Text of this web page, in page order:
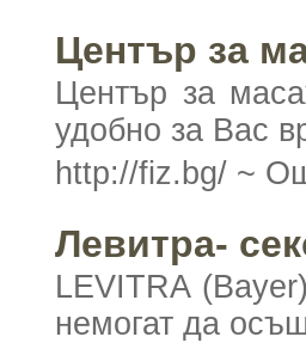
Център за
Център за
удобно за Вас
http://fiz.bg/ ~
Левитра-
LEVITRA
немогат да